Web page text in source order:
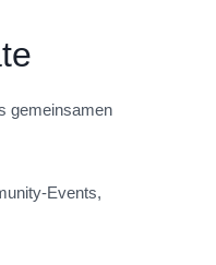
gemeinsamen
Events,